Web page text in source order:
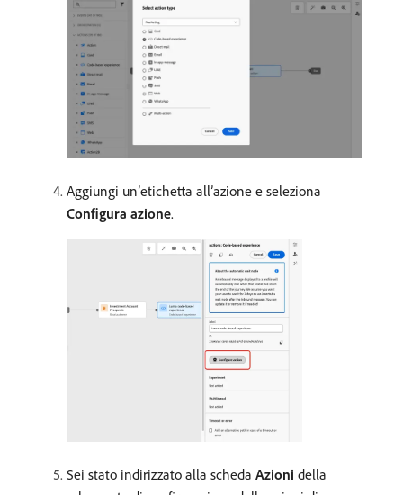
Aggiungi un’etichetta all’azione e seleziona
Configura azione.
Sei stato indirizzato alla scheda Azioni della